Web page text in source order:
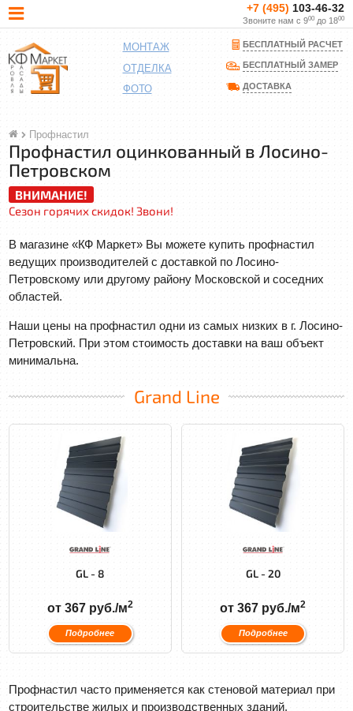
+7 (495) 103-46-32
Звоните нам с 900до 1800
МОНТАЖ
ОТДЕЛКА
ФОТО
БЕСПЛАТНЫЙ РАСЧЕТ
БЕСПЛАТНЫЙ ЗАМЕР
ДОСТАВКА
Профнастил
Профнастил оцинкованный в Лосино-
Петровском
ВНИМАНИЕ!
Сезон горячих скидок! Звони!
В магазине «КФ Маркет» Вы можете купить профнастил
ведущих производителей с доставкой по Лосино-
Петровскому или другому району Московской и соседних
областей.
Наши цены на профнастил одни из самых низких в г. Лосино-
Петровский. При этом стоимость доставки на ваш объект
минимальна.
Grand Line
GL - 8
от 367 руб./м2
Подробнее
GL - 20
от 367 руб./м2
Подробнее
Профнастил часто применяется как стеновой материал при
строительстве жилых и производственных зданий.